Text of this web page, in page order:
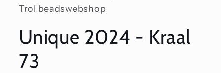
Trollbeadswebshop
Unique 2024 - Kraal
73